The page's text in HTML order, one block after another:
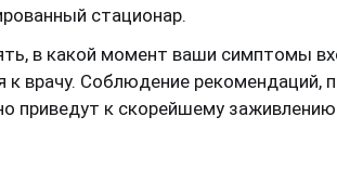
стационар.
в какой момент ваши симптомы
к врачу. Соблюдение рекомендаций,
приведут к скорейшему